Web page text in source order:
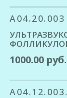
A04.20.003
1000.00 руб.